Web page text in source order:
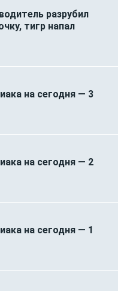
разрубил
тигр напал
на сегодня — 3
на сегодня — 2
на сегодня — 1